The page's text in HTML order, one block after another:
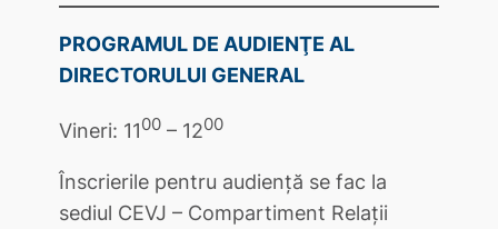
PROGRAMUL DE AUDIENŢE AL
DIRECTORULUI GENERAL
Vineri: 1100– 1200
Înscrierile pentru audienţă se fac la
sediul CEVJ – Compartiment Relaţii